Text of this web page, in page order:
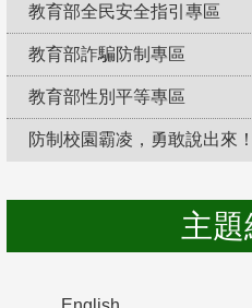
教育部全民安全指引專區
教育部詐騙防制專區
教育部性別平等專區
防制校園霸凌，勇敢說出來！
主